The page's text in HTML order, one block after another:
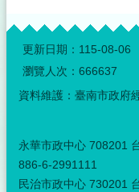
:::
更新日期： 115-08-06
瀏覽人次： 666637
資料維護：臺南市政府
永華市政中心 708201
886-6-2991111
民治市政中心 730201